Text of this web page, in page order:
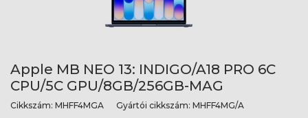
Apple MB NEO 13: INDIGO/A18 PRO 6C
CPU/5C GPU/8GB/256GB-MAG
Cikkszám: MHFF4MGA Gyártói cikkszám: MHFF4MG/A